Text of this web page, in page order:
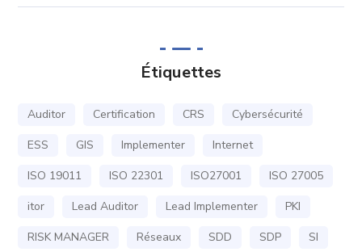
Étiquettes
Auditor Certification CRS
Cybersécurité
ESS
GIS Implementer
Internet
ISO 19011
ISO 22301 ISO27001
ISO 27005
itor
Lead Auditor Lead Implementer
PKI
RISK MANAGER
Réseaux SDD SDP
SI